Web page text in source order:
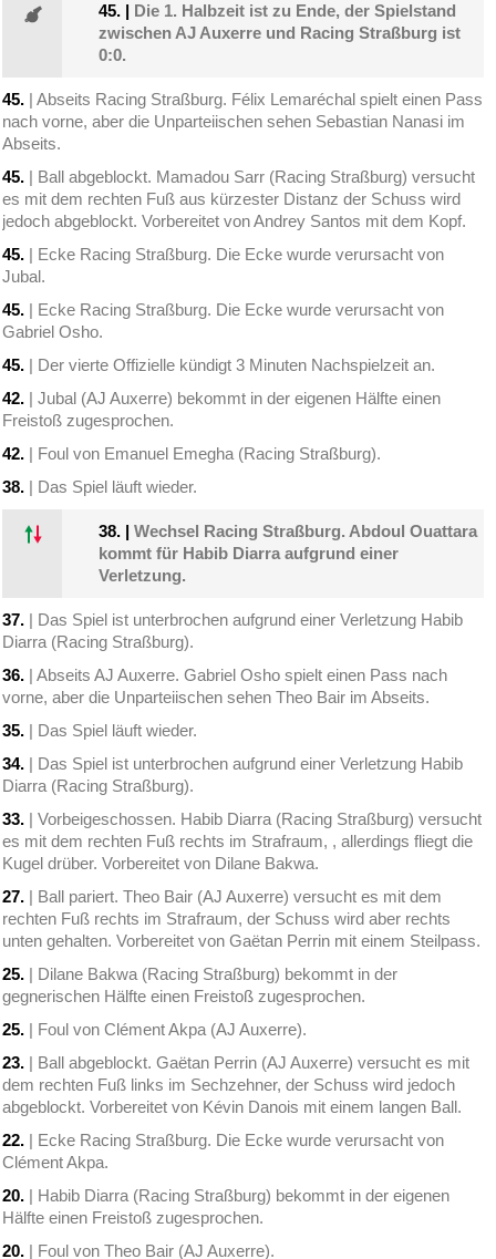
45. | Die 1. Halbzeit ist zu Ende, der Spielstand
zwischen AJ Auxerre und Racing Straßburg ist
0:0.
45. | Abseits Racing Straßburg. Félix Lemaréchal spielt einen Pass
nach vorne, aber die Unparteiischen sehen Sebastian Nanasi im
Abseits.
45. | Ball abgeblockt. Mamadou Sarr (Racing Straßburg) versucht
es mit dem rechten Fuß aus kürzester Distanz der Schuss wird
jedoch abgeblockt. Vorbereitet von Andrey Santos mit dem Kopf.
45. | Ecke Racing Straßburg. Die Ecke wurde verursacht von
Jubal.
45. | Ecke Racing Straßburg. Die Ecke wurde verursacht von
Gabriel Osho.
45. | Der vierte Offizielle kündigt 3 Minuten Nachspielzeit an.
42. | Jubal (AJ Auxerre) bekommt in der eigenen Hälfte einen
Freistoß zugesprochen.
42. | Foul von Emanuel Emegha (Racing Straßburg).
38. | Das Spiel läuft wieder.
38. |Wechsel Racing Straßburg. Abdoul Ouattara
kommt für Habib Diarra aufgrund einer
Verletzung.
37. | Das Spiel ist unterbrochen aufgrund einer Verletzung Habib
Diarra (Racing Straßburg).
36. | Abseits AJ Auxerre. Gabriel Osho spielt einen Pass nach
vorne, aber die Unparteiischen sehen Theo Bair im Abseits.
35. | Das Spiel läuft wieder.
34. | Das Spiel ist unterbrochen aufgrund einer Verletzung Habib
Diarra (Racing Straßburg).
33. | Vorbeigeschossen. Habib Diarra (Racing Straßburg) versucht
es mit dem rechten Fuß rechts im Strafraum, , allerdings fliegt die
Kugel drüber. Vorbereitet von Dilane Bakwa.
27. | Ball pariert. Theo Bair (AJ Auxerre) versucht es mit dem
rechten Fuß rechts im Strafraum, der Schuss wird aber rechts
unten gehalten. Vorbereitet von Gaëtan Perrin mit einem Steilpass.
25. | Dilane Bakwa (Racing Straßburg) bekommt in der
gegnerischen Hälfte einen Freistoß zugesprochen.
25. | Foul von Clément Akpa (AJ Auxerre).
23. | Ball abgeblockt. Gaëtan Perrin (AJ Auxerre) versucht es mit
dem rechten Fuß links im Sechzehner, der Schuss wird jedoch
abgeblockt. Vorbereitet von Kévin Danois mit einem langen Ball.
22. | Ecke Racing Straßburg. Die Ecke wurde verursacht von
Clément Akpa.
20. | Habib Diarra (Racing Straßburg) bekommt in der eigenen
Hälfte einen Freistoß zugesprochen.
20. | Foul von Theo Bair (AJ Auxerre).